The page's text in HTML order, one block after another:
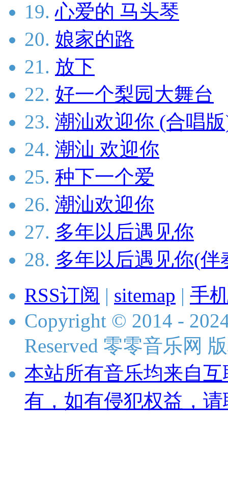
19. 心爱的 马头琴
20. 娘家的路
21. 放下
22. 好一个梨园大舞台
23. 潮汕欢迎你 (合唱
24. 潮汕 欢迎你
25. 种下一个爱
26. 潮汕欢迎你
27. 多年以后遇见你
28. 多年以后遇见你(伴
RSS订阅 | sitemap | 手
Copyright © 2014 -
Reserved 零零音乐网
本站所有音乐均来自
有，如有侵犯权益，